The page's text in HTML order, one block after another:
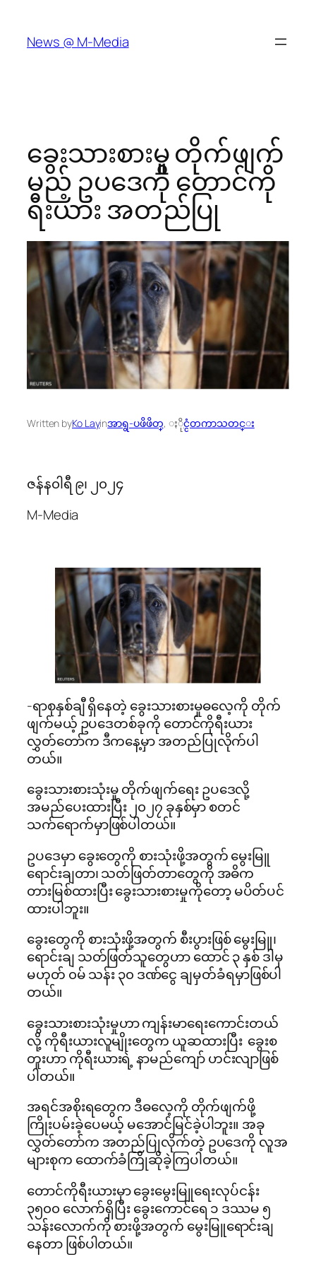
content
News @ M-Media
ခွေးသားစားမှု တိုက်ဖျက်
မည့် ဥပဒေကို တောင်ကို
ရီးယား အတည်ပြု
Written byKo Layinအာရွ-ပဖိဖိတ္, ႏိုင္ငံတကာသတင္း
ဇန်န၀ါရီ ၉၊ ၂၀၂၄
M-Media
-ရာစုနှစ်ချီ ရှိနေတဲ့ ခွေးသားစားမှုဓလေ့ကို တိုက်
ဖျက်မယ့် ဥပဒေတစ်ခုကို တောင်ကိုရီးယား
လွှတ်တော်က ဒီကနေ့မှာ အတည်ပြုလိုက်ပါ
တယ်။
ခွေးသားစားသုံးမှု တိုက်ဖျက်ရေး ဥပဒေလို့
အမည်ပေးထားပြီး ၂၀၂၇ ခုနှစ်မှာ စတင်
သက်ရောက်မှာဖြစ်ပါတယ်။
ဥပဒေမှာ ခွေးတွေကို စားသုံးဖို့အတွက် မွေးမြူ
ရောင်းချတာ၊ သတ်ဖြတ်တာတွေကို အဓိက
တားမြစ်ထားပြီး ခွေးသားစားမှုကိုတော့ မပိတ်ပင်
ထားပါဘူး။
ခွေးတွေကို စားသုံးဖို့အတွက် စီးပွားဖြစ် မွေးမြူ၊
ရောင်းချ သတ်ဖြတ်သူတွေဟာ ထောင် ၃ နှစ် ဒါမှ
မဟုတ် ၀မ် သန်း ၃၀ ဒဏ်ငွေ ချမှတ်ခံရမှာဖြစ်ပါ
တယ်။
ခွေးသားစားသုံးမှုဟာ ကျန်းမာရေးကောင်းတယ်
လို့ ကိုရီးယားလူမျိုးတွေက ယူဆထားပြီး ခွေးစ
တူးဟာ ကိုရီးယားရဲ့ နာမည်ကျော် ဟင်းလျာဖြစ်
ပါတယ်။
အရင်အစိုးရတွေက ဒီဓလေ့ကို တိုက်ဖျက်ဖို့
ကြိုးပမ်းခဲ့ပေမယ့် မအောင်မြင်ခဲ့ပါဘူး။ အခု
လွှတ်တော်က အတည်ပြုလိုက်တဲ့ ဥပဒေကို လူအ
များစုက ထောက်ခံကြိုဆိုခဲ့ကြပါတယ်။
တောင်ကိုရီးယားမှာ ခွေးမွေးမြူရေးလုပ်ငန်း
၃၅၀၀ လောက်ရှိပြီး ခွေးကောင်ရေ ၁ ဒဿမ ၅
သန်းလောက်ကို စားဖို့အတွက် မွေးမြူရောင်းချ
နေတာ ဖြစ်ပါတယ်။